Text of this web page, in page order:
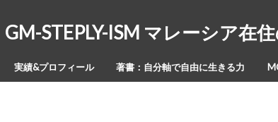
GM-STEPLY-ISM マレーシア在
実績&プロフィール 著書：自分軸で自由に生きる力